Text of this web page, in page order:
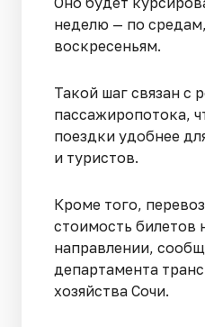
неделю — по
воскресеньям.
Такой шаг связан с
пассажиропотока,
поездки удобнее
и туристов.
Кроме того,
стоимость билетов
направлении,
департамента
хозяйства Сочи.